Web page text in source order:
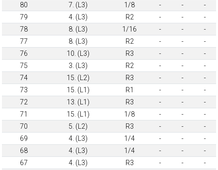
80
7. (L3) 1/8 - -
-
79
4. (L3) R2 - -
-
78
8. (L3) 1/16 - -
-
77
8. (L3) R2 - -
-
76
10. (L3) R3 - -
-
75
3. (L3) R2 - -
-
74
15. (L2) R3 - -
-
73
15. (L1) R1 - -
-
72
13. (L1) R3 - -
-
71
15. (L1) 1/8 - -
-
70
5. (L2) R3 - -
-
69
4. (L3) 1/4 - -
-
68
4. (L3) 1/4 - -
-
67
4. (L3) R3 - -
-